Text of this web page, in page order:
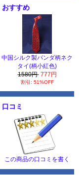
おすすめ
中国シルク製パンダ柄ネク
タイ(柄小紅色)
1580円 777円
割引: 51%OFF
口コミ
この商品の口コミを書く